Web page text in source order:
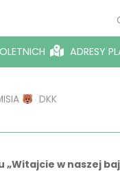
ADRESY
DKK
„Witajcie w naszej